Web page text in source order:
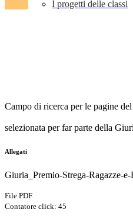
I progetti delle classi
Campo di ricerca per le pagine
selezionata per far parte della
Allegati
Giuria_Premio-Strega-Ragazze-
File PDF
Contatore click: 45